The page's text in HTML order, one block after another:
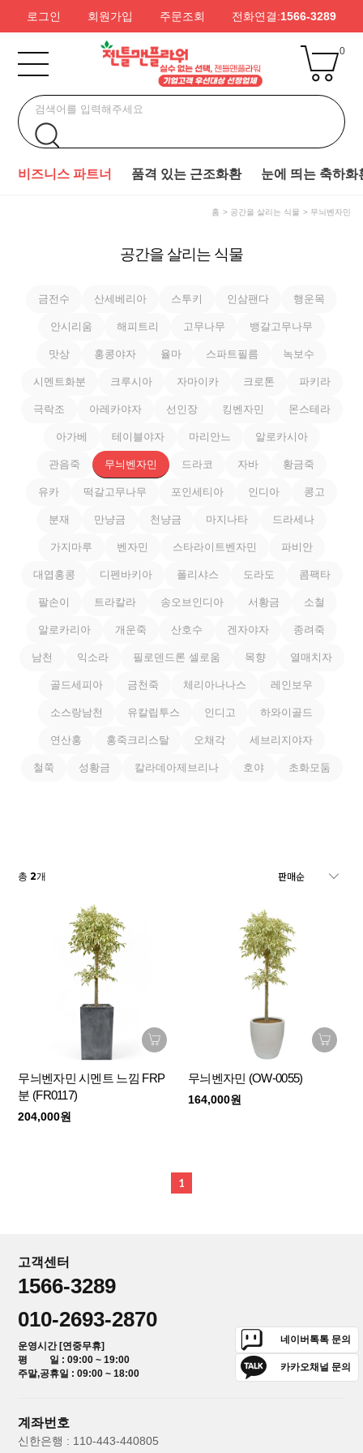
로그인 회원가입 주문조회 전화연결:1566-3289
0
비즈니스 파트너 품격 있는 근조화환 눈에 띄는 축하화
홈 공간을 살리는 식물 무늬벤자민
공간을 살리는 식물
금전수 산세베리아 스투키 인삼팬다 행운목
안시리움 해피트리 고무나무 뱅갈고무나무
맛상 홍콩야자 율마 스파트필름 녹보수
시멘트화분 크루시아 자마이카 크로톤 파키라
극락조 아레카야자 선인장 킹벤자민 몬스테라
아가베 테이블야자 마리안느 알로카시아
관음죽 무늬벤자민 드라코 자바 황금죽
유카 떡갈고무나무 포인세티아 인디아 콩고
분재 만냥금 천냥금 마지나타 드라세나
가지마루 벤자민 스타라이트벤자민 파비안
대엽홍콩 디펜바키아 폴리샤스 도라도 콤팩타
팔손이 트라칼라 송오브인디아 서황금 소철
알로카리아 개운죽 산호수 겐자야자 종려죽
남천 익소라 필로덴드론 셀로움 목향 열매치자
골드세피아 금천죽 체리아나나스 레인보우
소스랑남천 유칼립투스 인디고 하와이골드
연산홍 홍죽크리스탈 오채각 세브리지야자
철쭉 성황금 칼라데아제브리나 호야 초화모둠
총2개
무늬벤자민 시멘트 느낌 FRP
분 (FR0117)
204,000원
무늬벤자민 (OW-0055)
164,000원
1
고객센터
1566-3289
010-2693-2870
운영시간 [연중무휴]
평 일 : 09:00 ~ 19:00
주말,공휴일 : 09:00 ~ 18:00
네이버톡톡 문의
카카오채널 문의
계좌번호
신한은행 : 110-443-440805